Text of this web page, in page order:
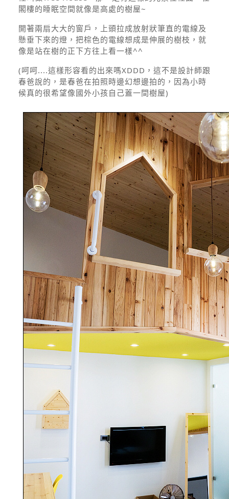
閣樓的睡眠空間就像是高處的樹屋~
開著兩扇大大的窗戶，上頭拉成放射狀筆直的電線及
懸垂下來的燈，把棕色的電線想成是伸展的樹枝，就
像是站在樹的正下方往上看一樣^^
(呵呵....這樣形容看的出來嗎XDDD，這不是設計師跟
春爸說的，是春爸在拍照時邊幻想邊拍的，因為小時
候真的很希望像國外小孩自己蓋一間樹屋)